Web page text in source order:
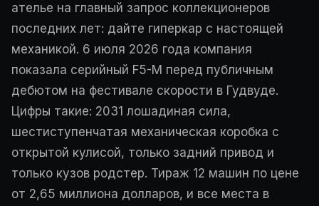
ателье на главный запрос коллекционеров
последних лет: дайте гиперкар с настоящей
механикой. 6 июля 2026 года компания
показала серийный F5-M перед публичным
дебютом на фестивале скорости в Гудвуде.
Цифры такие: 2031 лошадиная сила,
шестиступенчатая механическая коробка с
открытой кулисой, только задний привод и
только кузов родстер. Тираж 12 машин по цене
от 2,65 миллиона долларов, и все места в